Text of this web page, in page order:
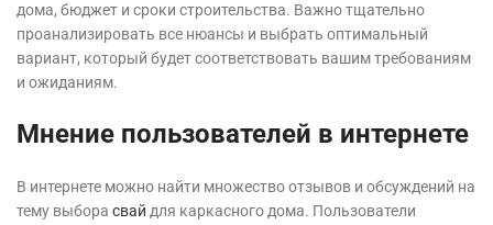
дома, бюджет и сроки строительства. Важно тщательно
проанализировать все нюансы и выбрать оптимальный
вариант, который будет соответствовать вашим требованиям
и ожиданиям.
Мнение пользователей в интернете
В интернете можно найти множество отзывов и обсуждений на
тему выбора свай для каркасного дома. Пользователи